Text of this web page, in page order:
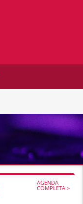
AGENDA
COMPLETA >